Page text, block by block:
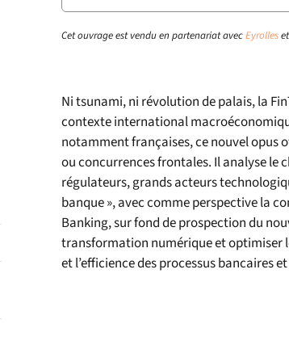
Cet ouvrage est vendu en partenariat avecEyrolles
Ni tsunami, ni révolution de palais, la
contexte international
notamment françaises, ce nouvel opus
ou concurrences frontales. Il analyse le
régulateurs, grands acteurs
banque », avec comme perspective la
Banking, sur fond de prospection du
transformation numérique et optimiser
et l’efficience des processus bancaires